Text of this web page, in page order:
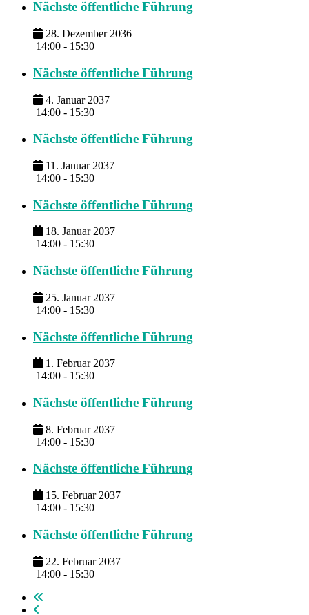
Nächste öffentliche Führung
28. Dezember 2036
14:00 - 15:30
Nächste öffentliche Führung
4. Januar 2037
14:00 - 15:30
Nächste öffentliche Führung
11. Januar 2037
14:00 - 15:30
Nächste öffentliche Führung
18. Januar 2037
14:00 - 15:30
Nächste öffentliche Führung
25. Januar 2037
14:00 - 15:30
Nächste öffentliche Führung
1. Februar 2037
14:00 - 15:30
Nächste öffentliche Führung
8. Februar 2037
14:00 - 15:30
Nächste öffentliche Führung
15. Februar 2037
14:00 - 15:30
Nächste öffentliche Führung
22. Februar 2037
14:00 - 15:30